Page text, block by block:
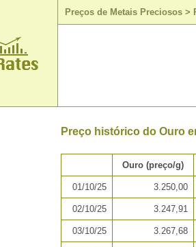
Preços de Metais Preciosos >
Preço histórico do Ouro
Ouro (preço/g)
01/10/25 3.250,00
02/10/25 3.247,91
03/10/25 3.267,68